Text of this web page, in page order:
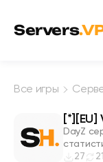
Servers
Все игры
DayZ
27